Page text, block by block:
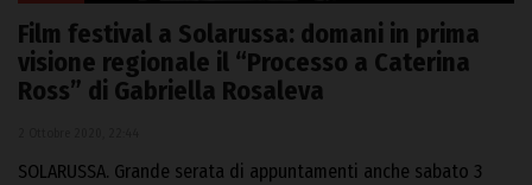
Film festival a Solarussa: domani in prima
visione regionale il “Processo a Caterina
Ross” di Gabriella Rosaleva
SOLARUSSA. Grande serata di appuntamenti anche sabato 3